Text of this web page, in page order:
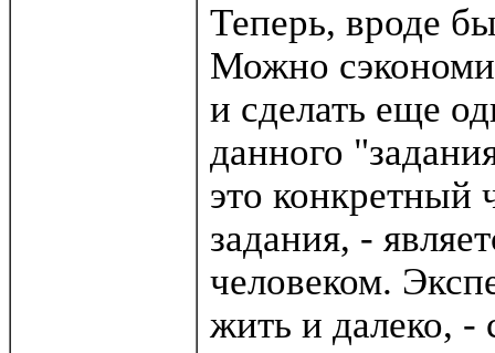
Теперь, вроде
Можно
и сделать еще
данного
это конкретный
задания, -
человеком.
жить и далеко, -